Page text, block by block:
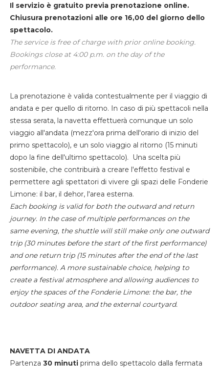
Il servizio è gratuito previa prenotazione online.
Chiusura prenotazioni alle ore 16,00 del giorno dello
spettacolo.
The service is free of charge with prior online booking.
Bookings close at 4:00 p.m. on the day of the
performance.
La prenotazione è valida contestualmente per il viaggio di
andata e per quello di ritorno. In caso di più spettacoli nella
stessa serata, la navetta effettuerà comunque un solo
viaggio all'andata (mezz'ora prima dell'orario di inizio del
primo spettacolo), e un solo viaggio al ritorno (15 minuti
dopo la fine dell'ultimo spettacolo). Una scelta più
sostenibile, che contribuirà a creare l'effetto festival e
permettere agli spettatori di vivere gli spazi delle Fonderie
Limone: il bar, il dehor, l'area esterna.
Each booking is valid for both the outward and return
journey. In the case of multiple performances on the
same evening, the shuttle will still make only one outward
trip (30 minutes before the start of the first performance)
and one return trip (15 minutes after the end of the last
performance). A more sustainable choice, helping to
create a festival atmosphere and allowing audiences to
enjoy the spaces of the Fonderie Limone: the bar, the
outdoor seating area, and the external courtyard.
NAVETTA DI ANDATA
Partenza 30 minuti prima dello spettacolo dalla fermata